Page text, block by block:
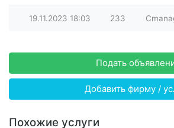
19.11.2023 18:03 233
Подать
Добавить фирму /
Похожие услуги